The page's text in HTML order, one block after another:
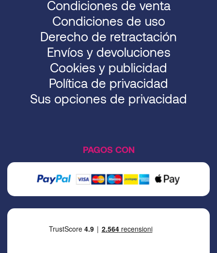
Condiciones de venta
Condiciones de uso
Derecho de retractación
Envíos y devoluciones
Cookies y publicidad
Política de privacidad
Sus opciones de privacidad
PAGOS CON